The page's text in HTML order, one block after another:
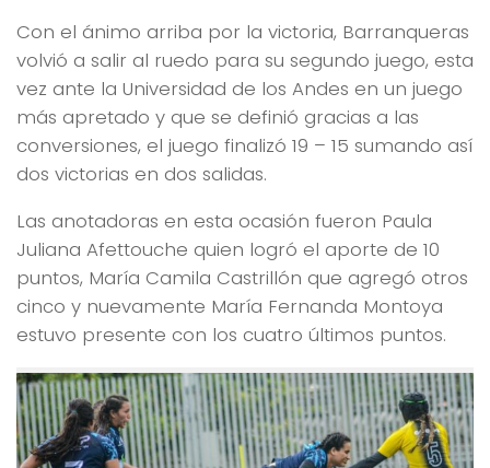
Con el ánimo arriba por la victoria, Barranqueras
volvió a salir al ruedo para su segundo juego, esta
vez ante la Universidad de los Andes en un juego
más apretado y que se definió gracias a las
conversiones, el juego finalizó 19 – 15 sumando así
dos victorias en dos salidas.
Las anotadoras en esta ocasión fueron Paula
Juliana Afettouche quien logró el aporte de 10
puntos, María Camila Castrillón que agregó otros
cinco y nuevamente María Fernanda Montoya
estuvo presente con los cuatro últimos puntos.